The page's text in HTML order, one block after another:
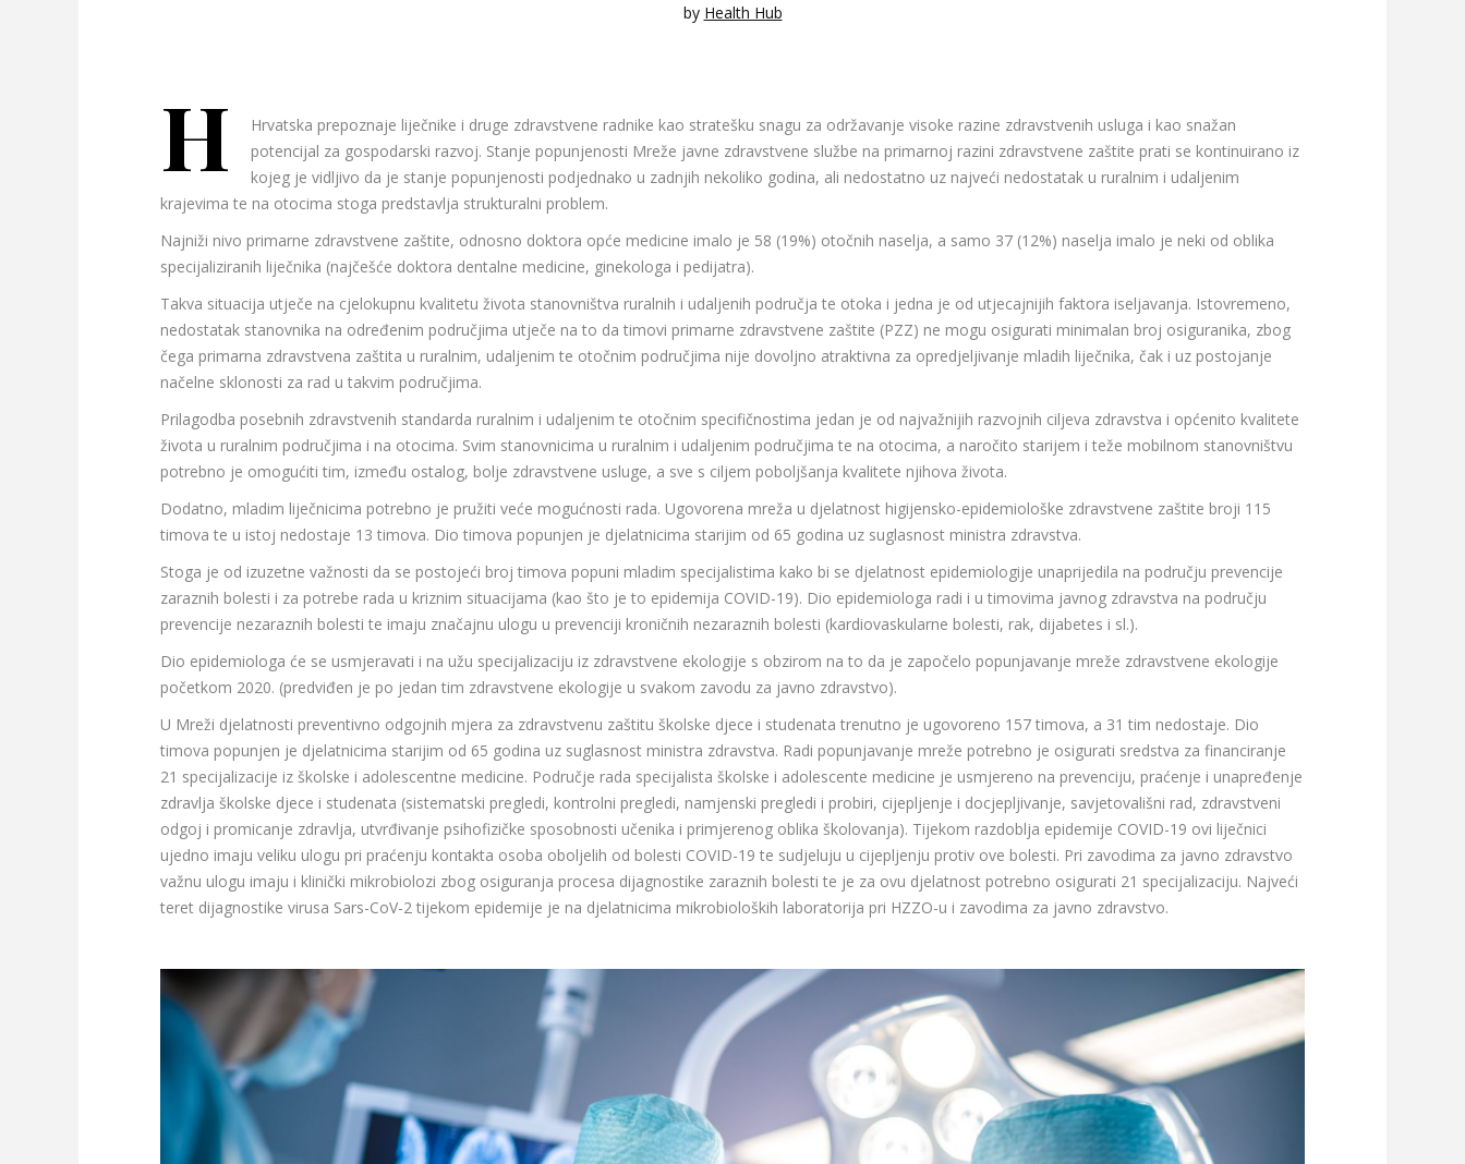
by Health Hub
H
Hrvatska prepoznaje liječnike i druge zdravstvene radnike kao stratešku snagu za održavanje visoke razine zdravstvenih usluga i kao snažan
potencijal za gospodarski razvoj. Stanje popunjenosti Mreže javne zdravstvene službe na primarnoj razini zdravstvene zaštite prati se kontinuirano iz
kojeg je vidljivo da je stanje popunjenosti podjednako u zadnjih nekoliko godina, ali nedostatno uz najveći nedostatak u ruralnim i udaljenim
krajevima te na otocima stoga predstavlja strukturalni problem.
Najniži nivo primarne zdravstvene zaštite, odnosno doktora opće medicine imalo je 58 (19%) otočnih naselja, a samo 37 (12%) naselja imalo je neki od oblika
specijaliziranih liječnika (najčešće doktora dentalne medicine, ginekologa i pedijatra).
Takva situacija utječe na cjelokupnu kvalitetu života stanovništva ruralnih i udaljenih područja te otoka i jedna je od utjecajnijih faktora iseljavanja. Istovremeno,
nedostatak stanovnika na određenim područjima utječe na to da timovi primarne zdravstvene zaštite (PZZ) ne mogu osigurati minimalan broj osiguranika, zbog
čega primarna zdravstvena zaštita u ruralnim, udaljenim te otočnim područjima nije dovoljno atraktivna za opredjeljivanje mladih liječnika, čak i uz postojanje
načelne sklonosti za rad u takvim područjima.
Prilagodba posebnih zdravstvenih standarda ruralnim i udaljenim te otočnim specifičnostima jedan je od najvažnijih razvojnih ciljeva zdravstva i općenito kvalitete
života u ruralnim područjima i na otocima. Svim stanovnicima u ruralnim i udaljenim područjima te na otocima, a naročito starijem i teže mobilnom stanovništvu
potrebno je omogućiti tim, između ostalog, bolje zdravstvene usluge, a sve s ciljem poboljšanja kvalitete njihova života.
Dodatno, mladim liječnicima potrebno je pružiti veće mogućnosti rada. Ugovorena mreža u djelatnost higijensko-epidemiološke zdravstvene zaštite broji 115
timova te u istoj nedostaje 13 timova. Dio timova popunjen je djelatnicima starijim od 65 godina uz suglasnost ministra zdravstva.
Stoga je od izuzetne važnosti da se postojeći broj timova popuni mladim specijalistima kako bi se djelatnost epidemiologije unaprijedila na području prevencije
zaraznih bolesti i za potrebe rada u kriznim situacijama (kao što je to epidemija COVID-19). Dio epidemiologa radi i u timovima javnog zdravstva na području
prevencije nezaraznih bolesti te imaju značajnu ulogu u prevenciji kroničnih nezaraznih bolesti (kardiovaskularne bolesti, rak, dijabetes i sl.).
Dio epidemiologa će se usmjeravati i na užu specijalizaciju iz zdravstvene ekologije s obzirom na to da je započelo popunjavanje mreže zdravstvene ekologije
početkom 2020. (predviđen je po jedan tim zdravstvene ekologije u svakom zavodu za javno zdravstvo).
U Mreži djelatnosti preventivno odgojnih mjera za zdravstvenu zaštitu školske djece i studenata trenutno je ugovoreno 157 timova, a 31 tim nedostaje. Dio
timova popunjen je djelatnicima starijim od 65 godina uz suglasnost ministra zdravstva. Radi popunjavanje mreže potrebno je osigurati sredstva za financiranje
21 specijalizacije iz školske i adolescentne medicine. Područje rada specijalista školske i adolescente medicine je usmjereno na prevenciju, praćenje i unapređenje
zdravlja školske djece i studenata (sistematski pregledi, kontrolni pregledi, namjenski pregledi i probiri, cijepljenje i docjepljivanje, savjetovališni rad, zdravstveni
odgoj i promicanje zdravlja, utvrđivanje psihofizičke sposobnosti učenika i primjerenog oblika školovanja). Tijekom razdoblja epidemije COVID-19 ovi liječnici
ujedno imaju veliku ulogu pri praćenju kontakta osoba oboljelih od bolesti COVID-19 te sudjeluju u cijepljenju protiv ove bolesti. Pri zavodima za javno zdravstvo
važnu ulogu imaju i klinički mikrobiolozi zbog osiguranja procesa dijagnostike zaraznih bolesti te je za ovu djelatnost potrebno osigurati 21 specijalizaciju. Najveći
teret dijagnostike virusa Sars-CoV-2 tijekom epidemije je na djelatnicima mikrobioloških laboratorija pri HZZO-u i zavodima za javno zdravstvo.